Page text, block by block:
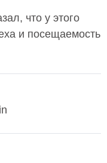
что у этого
и посещаемость